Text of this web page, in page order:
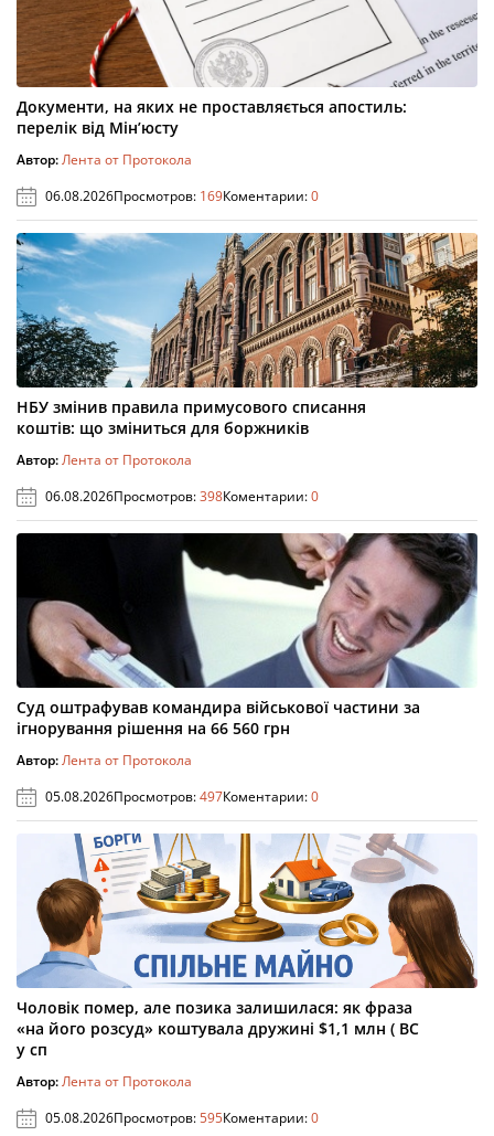
Документи, на яких не проставляється апостиль:
перелік від Мін’юсту
Автор:Лента от Протокола
06.08.2026Просмотров: 169Коментарии:0
НБУ змінив правила примусового списання
коштів: що зміниться для боржників
Автор:Лента от Протокола
06.08.2026Просмотров:398Коментарии:0
Суд оштрафував командира військової частини за
ігнорування рішення на 66 560 грн
Автор:Лента от Протокола
05.08.2026Просмотров:497Коментарии:0
Чоловік помер, але позика залишилася: як фраза
«на його розсуд» коштувала дружині $1,1 млн ( ВС
у сп
Автор:Лента от Протокола
05.08.2026Просмотров:595Коментарии:0